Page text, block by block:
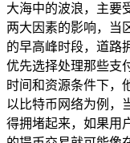
大海中的波浪，主要
两大因素的影响，当
的早高峰时段，道路
优先选择处理那些支
时间和资源条件下，
以比特币网络为例，
得拥堵起来，如果用